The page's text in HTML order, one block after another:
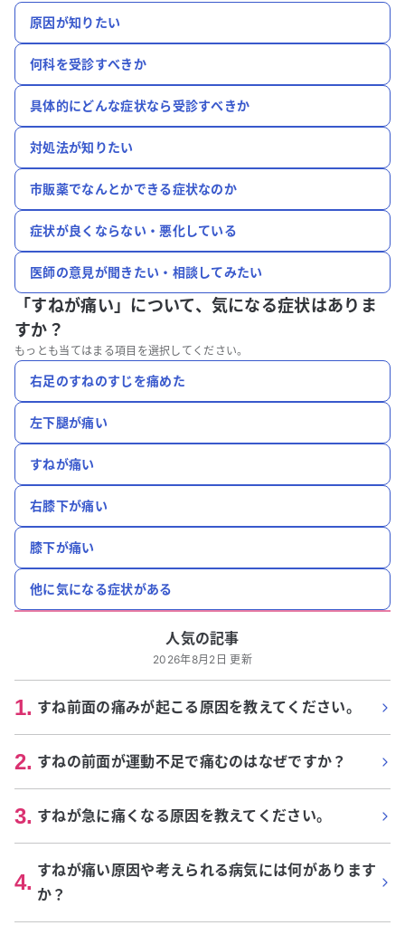
原因が知りたい
何科を受診すべきか
具体的にどんな症状なら受診すべきか
対処法が知りたい
市販薬でなんとかできる症状なのか
症状が良くならない・悪化している
医師の意見が聞きたい・相談してみたい
「すねが痛い」について、 気になる症状はありま
すか？
もっとも当てはまる項目を選択してください。
右足のすねのすじを痛めた
左下腿が痛い
すねが痛い
右膝下が痛い
膝下が痛い
他に気になる症状がある
人気の記事
2026年8月2日 更新
1. すね前面の痛みが起こる原因を教えてください。
2. すねの前面が運動不足で痛むのはなぜですか？
3. すねが急に痛くなる原因を教えてください。
4. すねが痛い原因や考えられる病気には何があります
か？